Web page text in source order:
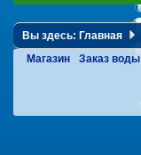
Вы здесь: Главная
Магазин
Заказ воды